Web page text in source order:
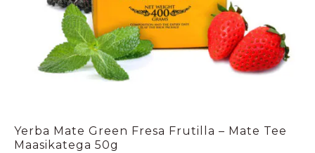
Yerba Mate Green Fresa Frutilla – Mate Tee
Maasikatega 50g